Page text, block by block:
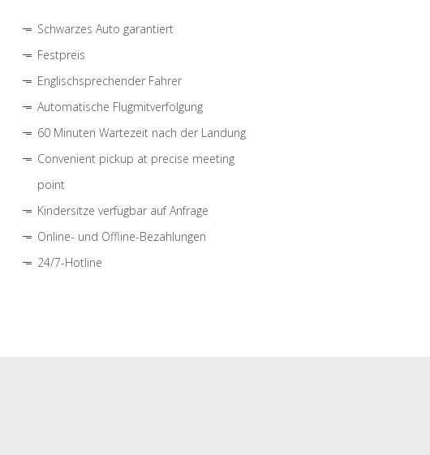
Schwarzes Auto garantiert
Festpreis
Englischsprechender Fahrer
Automatische Flugmitverfolgung
60 Minuten Wartezeit nach der Landung
Convenient pickup at precise meeting
point
Kindersitze verfügbar auf Anfrage
Online- und Offline-Bezahlungen
24/7-Hotline